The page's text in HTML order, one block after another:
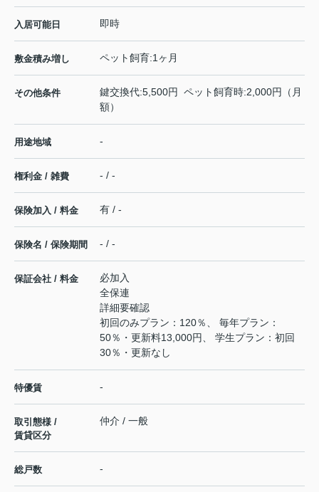
入居可能日 即時
敷金積み増し ペット飼育:1ヶ月
その他条件
鍵交換代:5,500円 ペット飼育時:2,000円（月
額）
用途地域 -
権利金 / 雑費 - / -
保険加入 / 料金 有 / -
保険名 / 保険期間 - / -
保証会社 / 料金
必加入
全保連
詳細要確認
初回のみプラン：120％、 毎年プラン：
50％・更新料13,000円、 学生プラン：初回
30％・更新なし
特優賃 -
取引態様 /
賃貸区分
仲介 / 一般
総戸数 -